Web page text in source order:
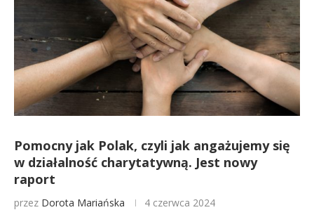
Pomocny jak Polak, czyli jak angażujemy się
w działalność charytatywną. Jest nowy
raport
przez Dorota Mariańska 4 czerwca 2024